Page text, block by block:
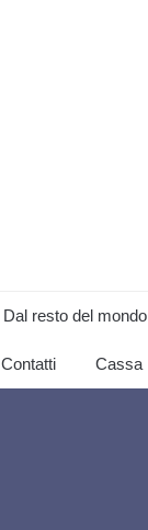
Dal resto del mondo
Contatti Cassa